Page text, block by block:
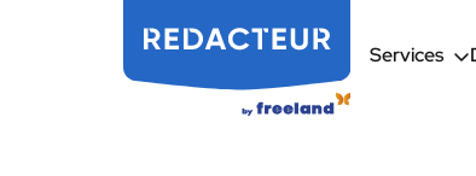
Services